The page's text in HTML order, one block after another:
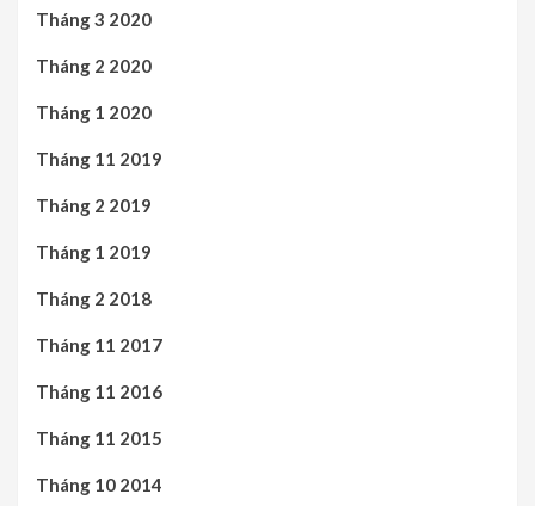
Tháng 3 2020
Tháng 2 2020
Tháng 1 2020
Tháng 11 2019
Tháng 2 2019
Tháng 1 2019
Tháng 2 2018
Tháng 11 2017
Tháng 11 2016
Tháng 11 2015
Tháng 10 2014